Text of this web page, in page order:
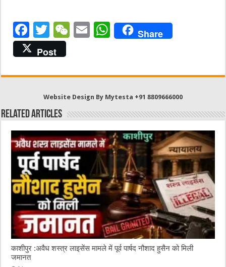
F
a
c
e
o
o
k
T
w
it
te
r
W
h
at
E
l
W
s
A
p
p
Share
Post
Website Design By Mytesta +91 8809666000
Related Articles
काशीपुर :अवैध शस्त्र लाइसेंस मामले में पूर्व पार्षद नौशाद हुसैन को मिली
जमानत